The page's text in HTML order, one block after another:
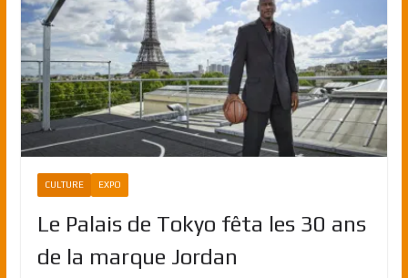
CULTURE EXPO
Le Palais de Tokyo fêta les 30 ans
de la marque Jordan